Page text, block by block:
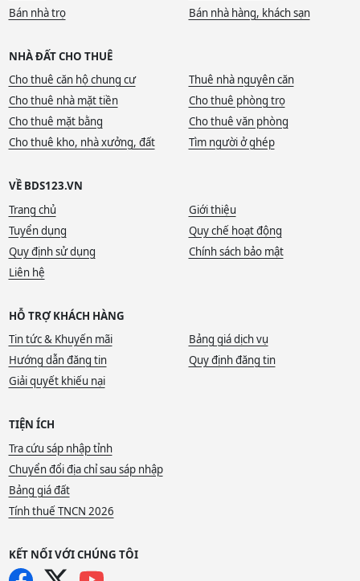
Bán nhà trọ
Bán nhà hàng, khách sạn
NHÀ ĐẤT CHO THUÊ
Cho thuê căn hộ chung cư
Thuê nhà nguyên căn
Cho thuê nhà mặt tiền
Cho thuê phòng trọ
Cho thuê mặt bằng
Cho thuê văn phòng
Cho thuê kho, nhà xưởng, đất
Tìm người ở ghép
VỀ BDS123.VN
Trang chủ
Giới thiệu
Tuyển dụng
Quy chế hoạt động
Quy định sử dụng
Chính sách bảo mật
Liên hệ
HỖ TRỢ KHÁCH HÀNG
Tin tức & Khuyến mãi
Bảng giá dịch vụ
Hướng dẫn đăng tin
Quy định đăng tin
Giải quyết khiếu nại
TIỆN ÍCH
Tra cứu sáp nhập tỉnh
Chuyển đổi địa chỉ sau sáp nhập
Bảng giá đất
Tính thuế TNCN 2026
KẾT NỐI VỚI CHÚNG TÔI